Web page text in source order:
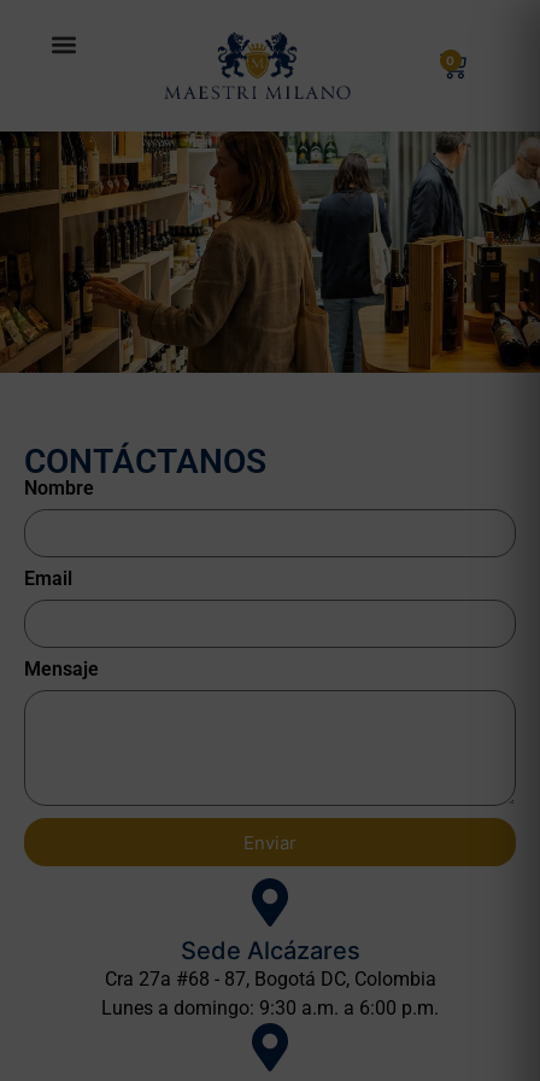
0
CONTÁCTANOS
Nombre
Email
Mensaje
Enviar
Sede Alcázares
Cra 27a #68 - 87, Bogotá DC, Colombia
Lunes a domingo: 9:30 a.m. a 6:00 p.m.